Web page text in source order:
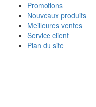
Promotions
Nouveaux produits
Meilleures ventes
Service client
Plan du site